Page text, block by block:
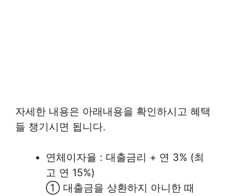
자세한 내용은 아래내용을 확인하시고 혜택
들 챙기시면 됩니다.
연체이자율 : 대출금리 + 연 3% (최
고 연 15%)
① 대출금을 상환하지 아니한 때